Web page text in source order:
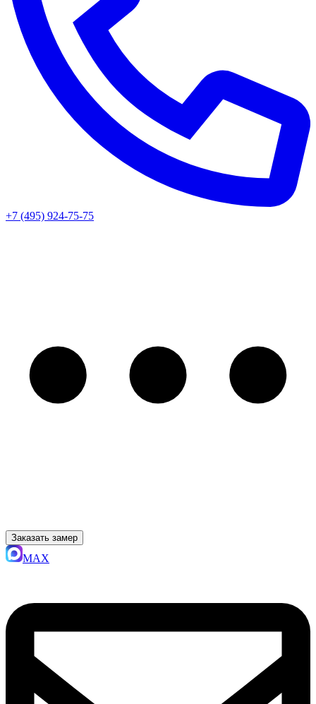
+7 (495) 924-75-75
Заказать замер
MAX